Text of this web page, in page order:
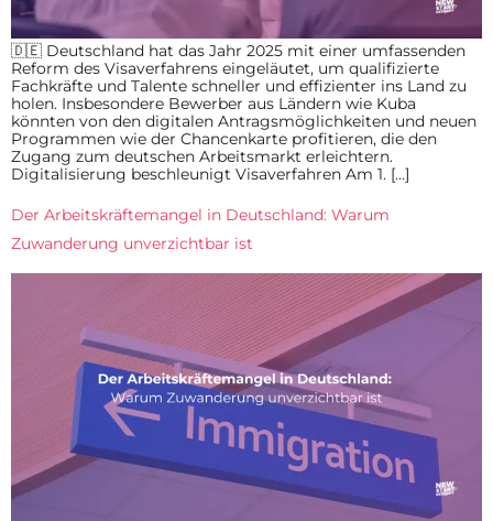
🇩🇪 Deutschland hat das Jahr 2025 mit einer umfassenden
Reform des Visaverfahrens eingeläutet, um qualifizierte
Fachkräfte und Talente schneller und effizienter ins Land zu
holen. Insbesondere Bewerber aus Ländern wie Kuba
könnten von den digitalen Antragsmöglichkeiten und neuen
Programmen wie der Chancenkarte profitieren, die den
Zugang zum deutschen Arbeitsmarkt erleichtern.
Digitalisierung beschleunigt Visaverfahren Am 1. […]
Der Arbeitskräftemangel in Deutschland: Warum
Zuwanderung unverzichtbar ist